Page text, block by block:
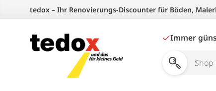
springen
tedox – Ihr Renovierungs-Discounter für Böden,
Immer
Shop